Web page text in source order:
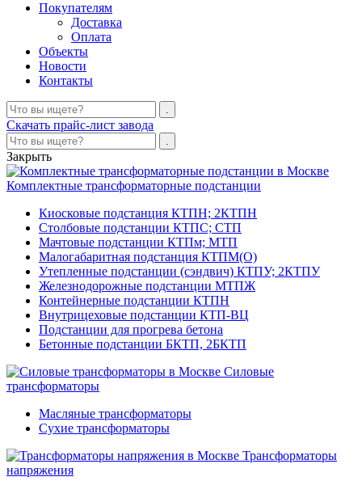
Покупателям
Доставка
Оплата
Объекты
Новости
Контакты
Скачать прайс-лист завода
Закрыть
Комплектные трансформаторные подстанции
Киосковые подстанция КТПН; 2КТПН
Столбовые подстанции КТПС; СТП
Мачтовые подстанции КТПм; МТП
Малогабаритная подстанция КТПМ(О)
Утепленные подстанции (сэндвич) КТПУ; 2КТПУ
Железнодорожные подстанции МТПЖ
Контейнерные подстанции КТПН
Внутрицеховые подстанции КТП-ВЦ
Подстанции для прогрева бетона
Бетонные подстанции БКТП, 2БКТП
Силовые
трансформаторы
Масляные трансформаторы
Сухие трансформаторы
Трансформаторы
напряжения